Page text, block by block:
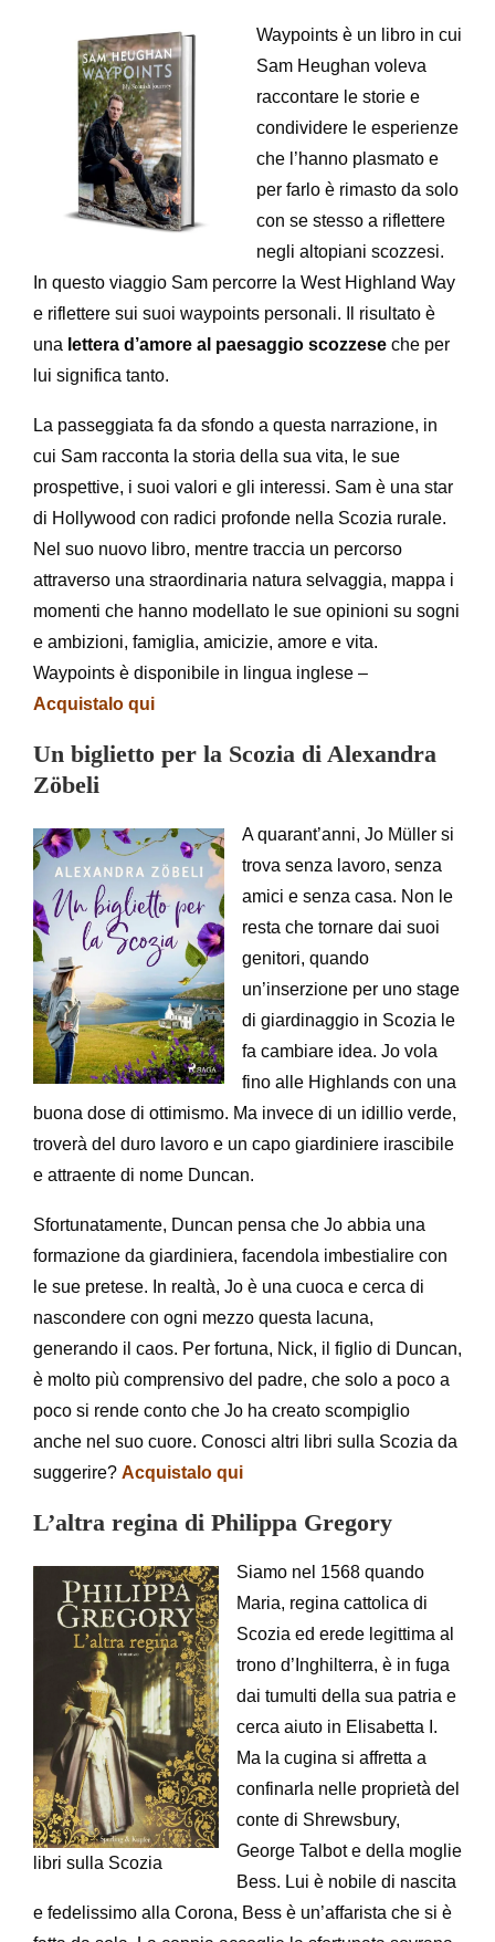
Waypoints è un libro in cui
Sam Heughan voleva
raccontare le storie e
condividere le esperienze
che l’hanno plasmato e
per farlo è rimasto da solo
con se stesso a riflettere
negli altopiani scozzesi.
In questo viaggio Sam percorre la West Highland Way
e riflettere sui suoi waypoints personali. Il risultato è
una lettera d’amore al paesaggio scozzese che per
lui significa tanto.
La passeggiata fa da sfondo a questa narrazione, in
cui Sam racconta la storia della sua vita, le sue
prospettive, i suoi valori e gli interessi. Sam è una star
di Hollywood con radici profonde nella Scozia rurale.
Nel suo nuovo libro, mentre traccia un percorso
attraverso una straordinaria natura selvaggia, mappa i
momenti che hanno modellato le sue opinioni su sogni
e ambizioni, famiglia, amicizie, amore e vita.
Waypoints è disponibile in lingua inglese –
Acquistalo qui
Un biglietto per la Scozia di Alexandra
Zöbeli
A quarant’anni, Jo Müller si
trova senza lavoro, senza
amici e senza casa. Non le
resta che tornare dai suoi
genitori, quando
un’inserzione per uno stage
di giardinaggio in Scozia le
fa cambiare idea. Jo vola
fino alle Highlands con una
buona dose di ottimismo. Ma invece di un idillio verde,
troverà del duro lavoro e un capo giardiniere irascibile
e attraente di nome Duncan.
Sfortunatamente, Duncan pensa che Jo abbia una
formazione da giardiniera, facendola imbestialire con
le sue pretese. In realtà, Jo è una cuoca e cerca di
nascondere con ogni mezzo questa lacuna,
generando il caos. Per fortuna, Nick, il figlio di Duncan,
è molto più comprensivo del padre, che solo a poco a
poco si rende conto che Jo ha creato scompiglio
anche nel suo cuore. Conosci altri libri sulla Scozia da
suggerire? Acquistalo qui
L’altra regina di Philippa Gregory
libri sulla Scozia
Siamo nel 1568 quando
Maria, regina cattolica di
Scozia ed erede legittima al
trono d’Inghilterra, è in fuga
dai tumulti della sua patria e
cerca aiuto in Elisabetta I.
Ma la cugina si affretta a
confinarla nelle proprietà del
conte di Shrewsbury,
George Talbot e della moglie
Bess. Lui è nobile di nascita
e fedelissimo alla Corona, Bess è un’affarista che si è